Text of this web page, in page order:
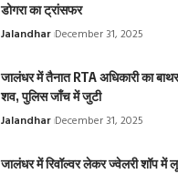
डोगरा का ट्रांसफर
Jalandhar December 31, 2025
जालंधर में तैनात RTA अधिकारी का
शव, पुलिस जाँच में जुटी
Jalandhar December 31, 2025
जालंधर में रिवॉल्वर लेकर ज्वेलरी शॉप